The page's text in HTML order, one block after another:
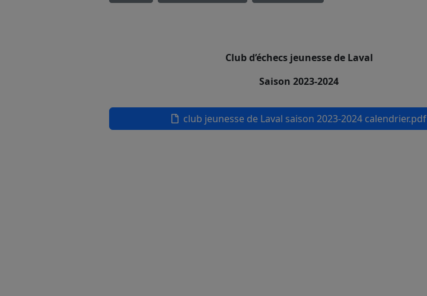
Club d’échecs jeunesse de Laval
Saison 2023-2024
club jeunesse de Laval saison 2023-2024 calendrier.pdf